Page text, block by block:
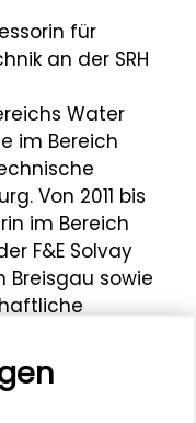
für
an der SRH
Water
im Bereich
Von 2011 bis
im Bereich
F&E Solvay
Breisgau sowie
an